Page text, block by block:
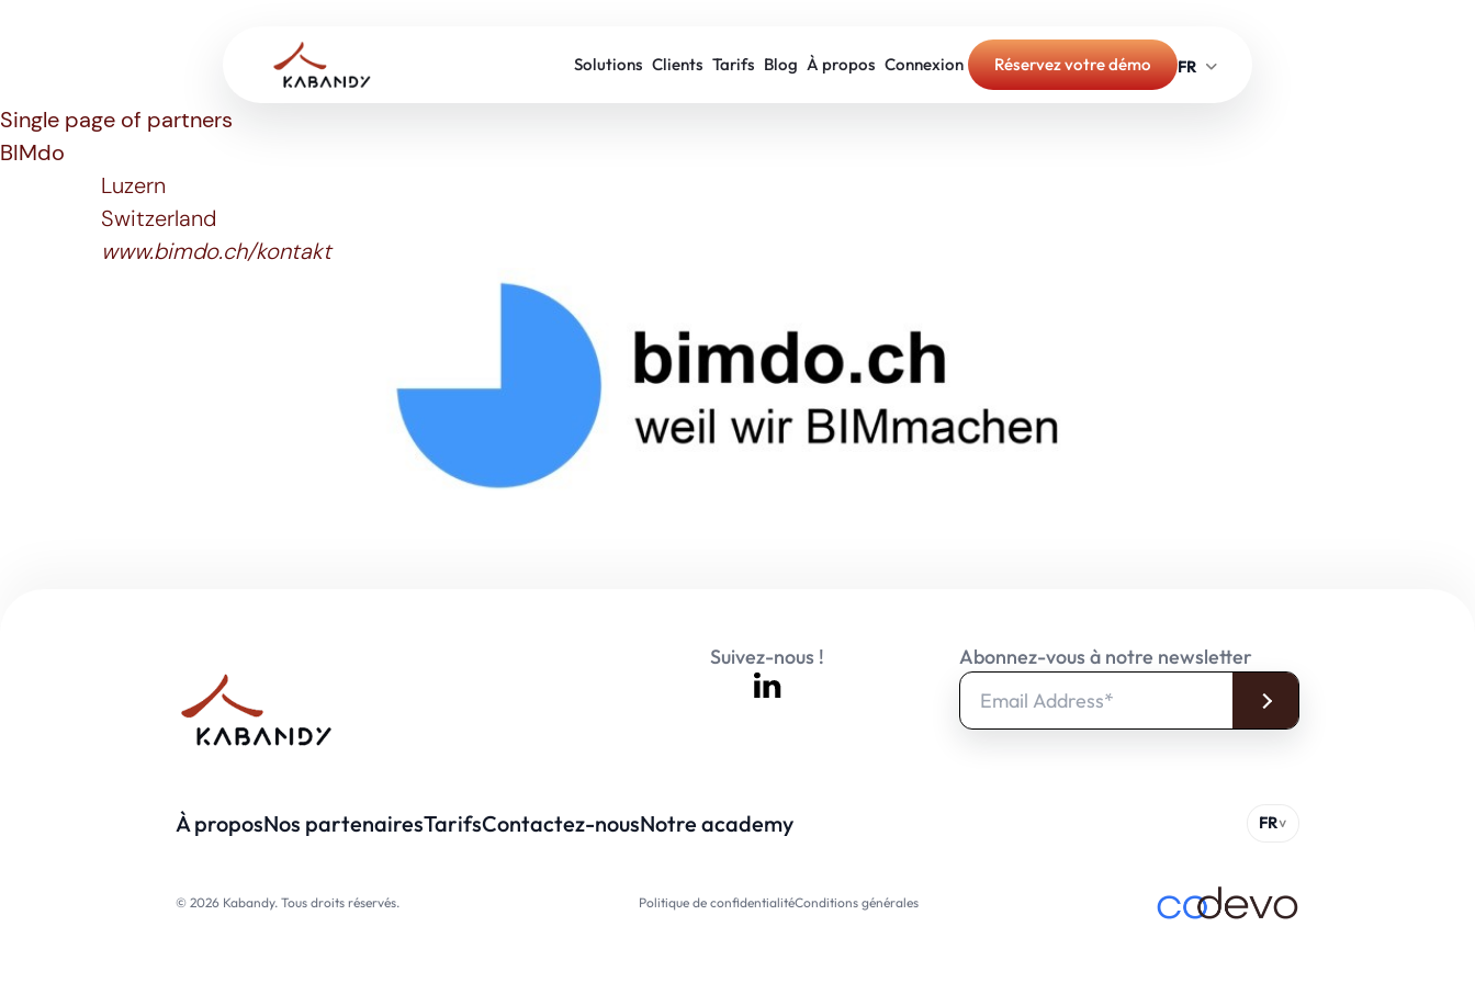
Solutions Clients Tarifs Blog À propos Connexion Réservez votre démo
Single page of partners
BIMdo
Luzern
Switzerland
www.bimdo.ch/kontakt
Suivez-nous ! Abonnez-vous à notre newsletter
À proposNos partenairesTarifsContactez-nousNotre academy
© 2026 Kabandy. Tous droits réservés. Politique de confidentialitéConditions générales